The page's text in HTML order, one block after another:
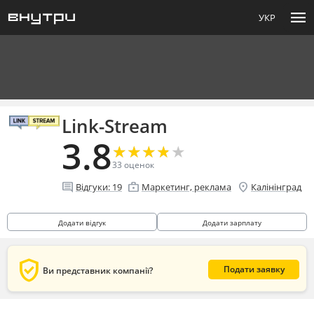
УКР menu
Link-Stream
3.8★
★★
★★
★★
★★
★
33 оценок
comment Відгуки: 19 enterprise Маркетинг, реклама location_on Калінінград
Додати відгук Додати зарплату
verified_user Ви представник компанії? Подати заявку